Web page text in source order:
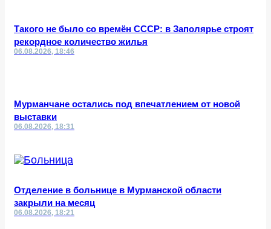
Такого не было со времён СССР: в Заполярье строят
рекордное количество жилья
06.08.2026, 18:46
Мурманчане остались под впечатлением от новой
выставки
06.08.2026, 18:31
Отделение в больнице в Мурманской области
закрыли на месяц
06.08.2026, 18:21